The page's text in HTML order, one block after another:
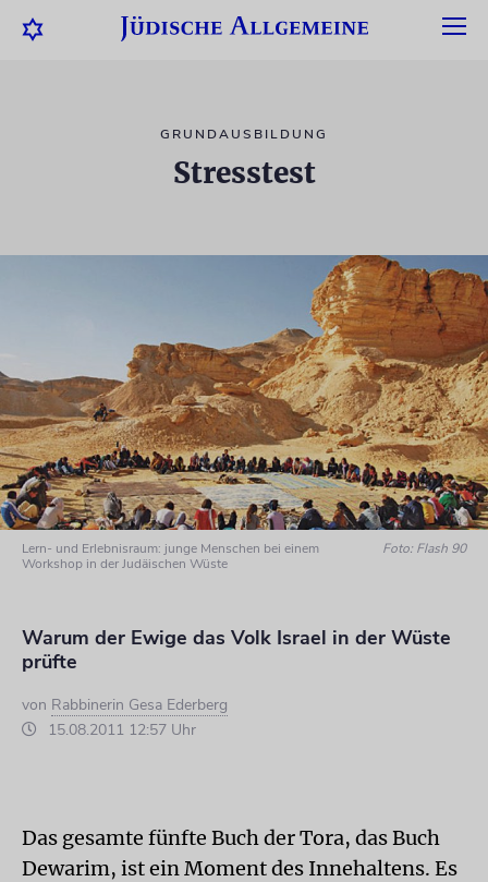
GRUNDAUSBILDUNG
Stresstest
Lern- und Erlebnisraum: junge Menschen bei einem
Workshop in der Judäischen Wüste
Foto: Flash 90
Warum der Ewige das Volk Israel in der Wüste
prüfte
von Rabbinerin Gesa Ederberg
15.08.2011 12:57 Uhr
Das gesamte fünfte Buch der Tora, das Buch
Dewarim, ist ein Moment des Innehaltens. Es